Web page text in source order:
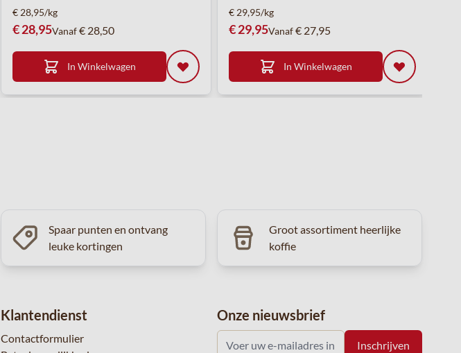
€ 28,95/kg
€ 28,95Vanaf€ 28,50
In Winkelwagen
€ 29,95/kg
€ 29,95Vanaf€ 27,95
In Winkelwagen
Spaar punten en ontvang
leuke kortingen
Groot assortiment heerlijke
koffie
Klantendienst
Contactformulier
Onze nieuwsbrief